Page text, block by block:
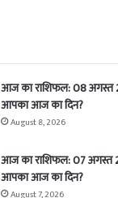
आज का राशिफल: 08 अगस्त
आपका आज का दिन?
August 8, 2026
आज का राशिफल: 07 अगस्त
आपका आज का दिन?
August 7, 2026